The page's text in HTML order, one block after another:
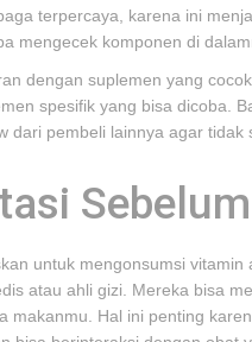
terpercaya, karena ini
mengecek komponen di
dengan suplemen yang
spesifik yang bisa dicoba.
dari pembeli lainnya agar tidak
untuk mengonsumsi
atau ahli gizi. Mereka bisa
makanmu. Hal ini penting